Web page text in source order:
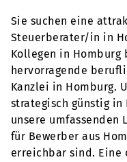
Sie suchen eine
Steuerberater/in in
Kollegen in
hervorragende
Kanzlei in Homburg.
strategisch günstig in
unsere umfassenden
für Bewerber aus
erreichbar sind. Eine